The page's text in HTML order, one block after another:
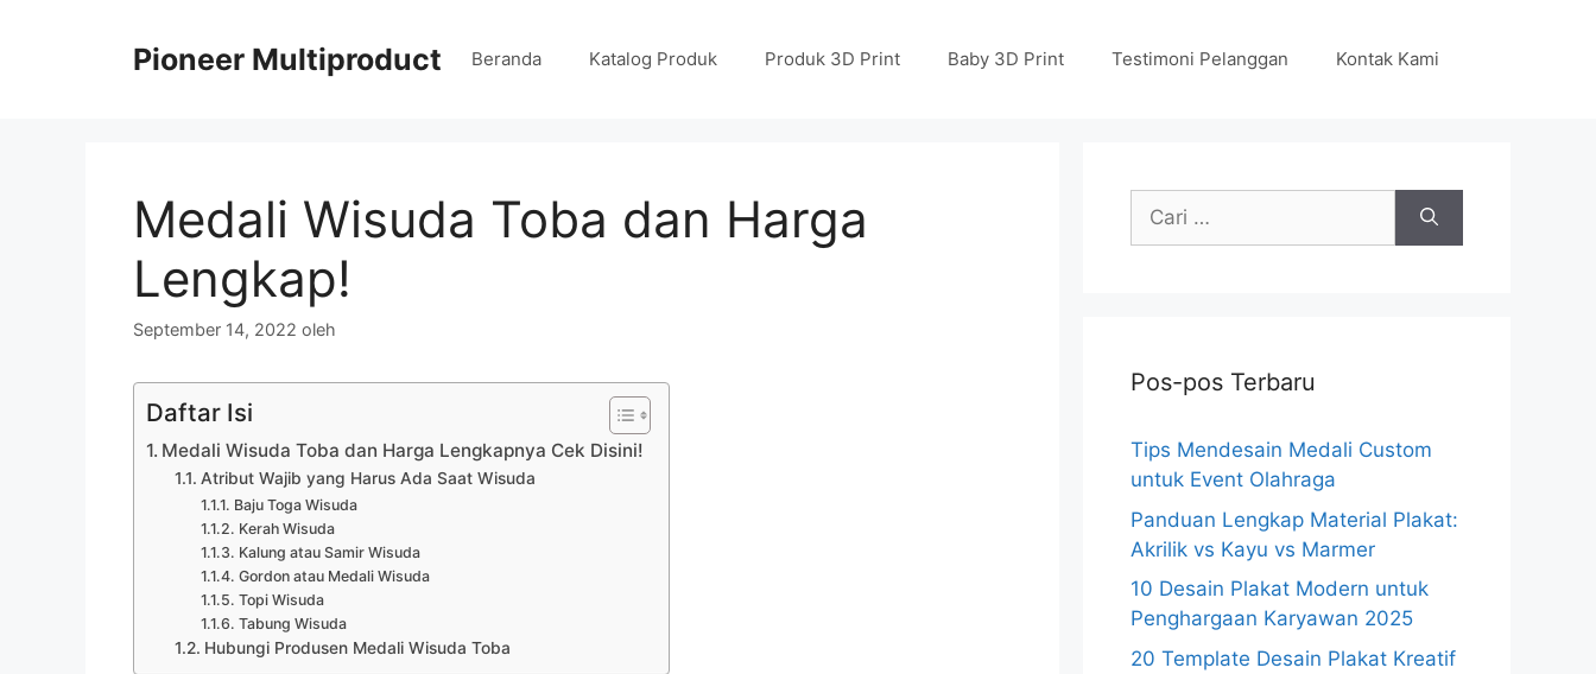
Pioneer Multiproduct Beranda Katalog Produk Produk 3D Print Baby 3D Print Testimoni Pelanggan Kontak Kami
Medali Wisuda Toba dan Harga
Lengkap!
September 14, 2022 oleh
Daftar Isi
Medali Wisuda Toba dan Harga Lengkapnya Cek Disini!
Atribut Wajib yang Harus Ada Saat Wisuda
Baju Toga Wisuda
Kerah Wisuda
Kalung atau Samir Wisuda
Gordon atau Medali Wisuda
Topi Wisuda
Tabung Wisuda
Hubungi Produsen Medali Wisuda Toba
Cari
Pos-pos Terbaru
Tips Mendesain Medali Custom
untuk Event Olahraga
Panduan Lengkap Material Plakat:
Akrilik vs Kayu vs Marmer
10 Desain Plakat Modern untuk
Penghargaan Karyawan 2025
20 Template Desain Plakat Kreatif